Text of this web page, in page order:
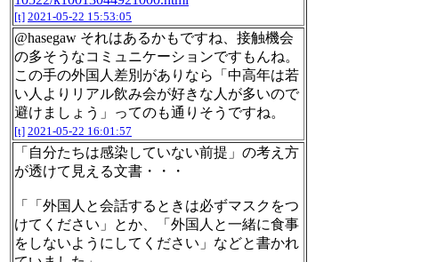
[t] 2021-05-22 15:53:05
@hasegaw それはあるかもですね、接触機会
の多そうなコミュニケーションですもんね。
この手の外国人差別がありなら「中高年は若
い人よりリアル飲み会が好きな人が多いので
避けましょう」ってのも通りそうですね。
[t] 2021-05-22 16:01:57
「自分たちは感染していない前提」の考え方
が透けて見える文書・・・
「「外国人と会話するときは必ずマスクをつ
けてください」とか、「外国人と一緒に食事
をしないようにしてください」などと書かれ